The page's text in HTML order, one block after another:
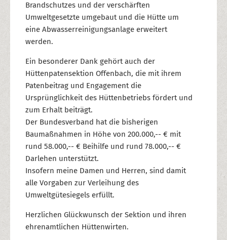
Brandschutzes und der verschärften
Umweltgesetzte umgebaut und die Hütte um
eine Abwasserreinigungsanlage erweitert
werden.
Ein besonderer Dank gehört auch der
Hüttenpatensektion Offenbach, die mit ihrem
Patenbeitrag und Engagement die
Ursprünglichkeit des Hüttenbetriebs fördert und
zum Erhalt beiträgt.
Der Bundesverband hat die bisherigen
Baumaßnahmen in Höhe von 200.000,-- € mit
rund 58.000,-- € Beihilfe und rund 78.000,-- €
Darlehen unterstützt.
Insofern meine Damen und Herren, sind damit
alle Vorgaben zur Verleihung des
Umweltgütesiegels erfüllt.
Herzlichen Glückwunsch der Sektion und ihren
ehrenamtlichen Hüttenwirten.